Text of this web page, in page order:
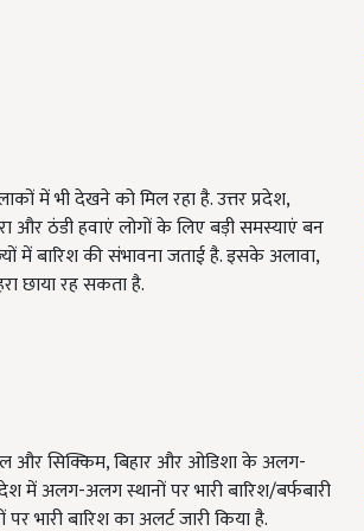
में भी देखने को मिल रहा है. उत्तर प्रदेश,
और ठंडी हवाएं लोगों के लिए बड़ी समस्याएं बन
में बारिश की संभावना जताई है. इसके अलावा,
छाया रह सकता है.
और सिक्किम, बिहार और ओडिशा के अलग-
अलग-अलग स्थानों पर भारी बारिश/बर्फबारी
बारिश का अलर्ट जारी किया है.